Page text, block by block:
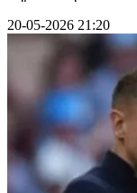
20-05-2026 21:20